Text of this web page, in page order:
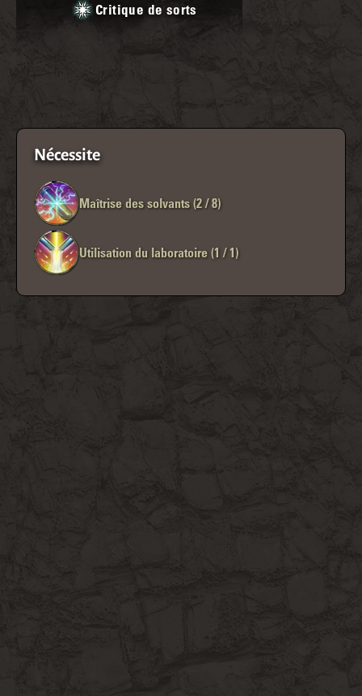
Critique de sorts
Nécessite
Maîtrise des solvants (2 / 8)
Utilisation du laboratoire (1 / 1)